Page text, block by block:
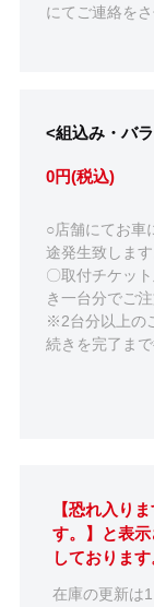
にてご連絡を
<組込み・バ
0円(税込)
○店舗にてお車
途発生致します
〇取付チケッ
き一台分でご注
※2台分以上の
続きを完了まで
【恐れ入り
す。】と表
しております
在庫の更新は